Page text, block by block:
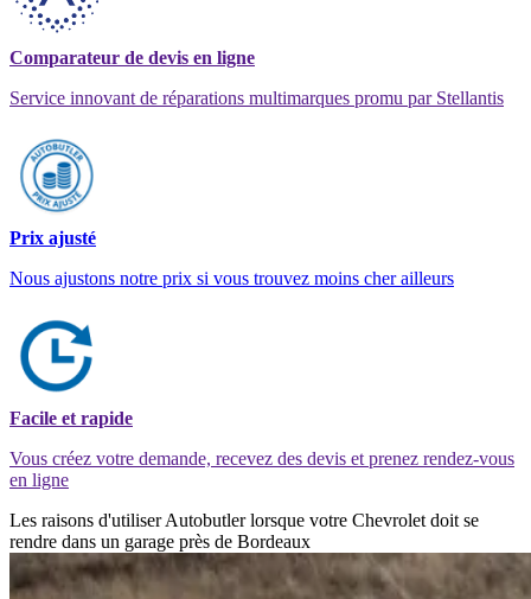
Comparateur de devis en ligne
Service innovant de réparations multimarques promu par Stellantis
Prix ajusté
Nous ajustons notre prix si vous trouvez moins cher ailleurs
Facile et rapide
Vous créez votre demande, recevez des devis et prenez rendez-vous
en ligne
Les raisons d'utiliser Autobutler lorsque votre Chevrolet doit se
rendre dans un garage près de Bordeaux